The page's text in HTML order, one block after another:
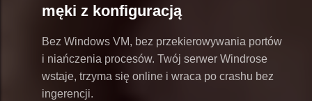
męki z konfiguracją
Bez Windows VM, bez przekierowywania portów
i niańczenia procesów. Twój serwer Windrose
wstaje, trzyma się online i wraca po crashu bez
ingerencji.